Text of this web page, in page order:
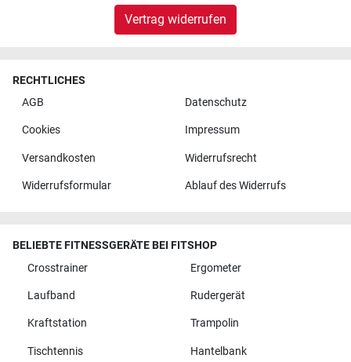
Vertrag widerrufen
RECHTLICHES
AGB
Datenschutz
Cookies Impressum
Versandkosten Widerrufsrecht
Widerrufsformular Ablauf des Widerrufs
BELIEBTE FITNESSGERÄTE BEI FITSHOP
Crosstrainer
Ergometer
Laufband Rudergerät
Kraftstation Trampolin
Tischtennis Hantelbank